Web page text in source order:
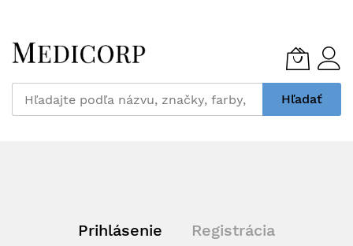
to
Content
Hľadať
Prihlásenie Registrácia